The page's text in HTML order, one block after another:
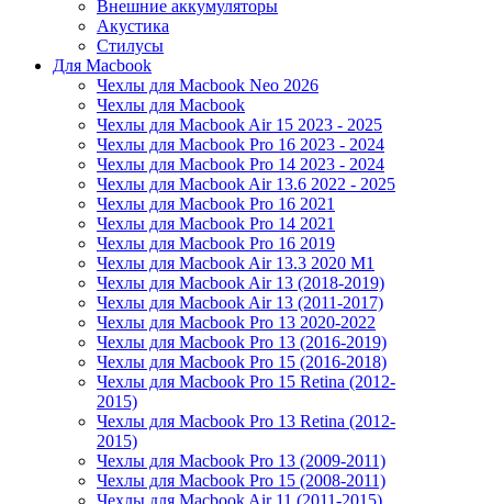
Внешние аккумуляторы
Акустика
Стилусы
Для Macbook
Чехлы для Macbook Neo 2026
Чехлы для Macbook
Чехлы для Macbook Air 15 2023 - 2025
Чехлы для Macbook Pro 16 2023 - 2024
Чехлы для Macbook Pro 14 2023 - 2024
Чехлы для Macbook Air 13.6 2022 - 2025
Чехлы для Macbook Pro 16 2021
Чехлы для Macbook Pro 14 2021
Чехлы для Macbook Pro 16 2019
Чехлы для Macbook Air 13.3 2020 M1
Чехлы для Macbook Air 13 (2018-2019)
Чехлы для Macbook Air 13 (2011-2017)
Чехлы для Macbook Pro 13 2020-2022
Чехлы для Macbook Pro 13 (2016-2019)
Чехлы для Macbook Pro 15 (2016-2018)
Чехлы для Macbook Pro 15 Retina (2012-
2015)
Чехлы для Macbook Pro 13 Retina (2012-
2015)
Чехлы для Macbook Pro 13 (2009-2011)
Чехлы для Macbook Pro 15 (2008-2011)
Чехлы для Macbook Air 11 (2011-2015)